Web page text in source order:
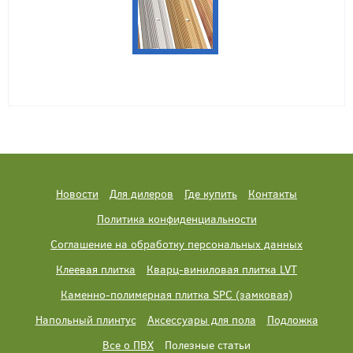
Новости Для дилеров Где купить
Контакты
Политика конфиденциальности
Соглашение на обработку персональных данных
Клеевая плитка
Кварц-виниловая плитка LVT
Каменно-полимерная плитка SPC (замковая)
Напольный плинтус
Аксессуары для пола
Подложка
Все о ПВХ
Полезные статьи